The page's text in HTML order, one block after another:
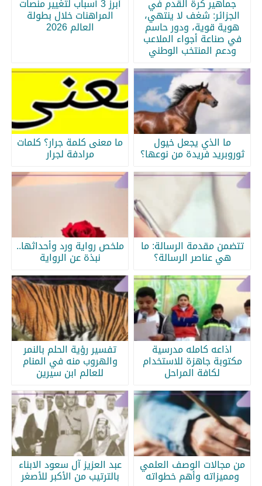
جماهير كرة القدم في
الجزائر: شغف لا ينتهي،
هوية قوية، ودور حاسم
في صناعة أجواء الملاعب
ودعم المنتخب الوطني
أبرز 3 أسباب لتغيير منصات
المراهنات خلال بطولة
العالم 2026
ما الذي يجعل خيول
ثوروبريد فريدة من نوعها؟
ما معنى كلمة جرار؟ كلمات
مرادفة لجرار
تتضمن مقدمة الرسالة: ما
هي عناصر الرسالة؟
ملخص رواية ورد وأحداثها..
نبذة عن الرواية
اذاعه كامله مدرسية
مكتوبة جاهزة للاستخدام
لكافة المراحل
تفسير رؤية الحلم بالنمر
والهروب منه في المنام
للعالم ابن سيرين
من مجالات الوصف العلمي
ومميزاته وأهم خطواته
عبد العزيز آل سعود الابناء
بالترتيب من الأكبر للأصغر